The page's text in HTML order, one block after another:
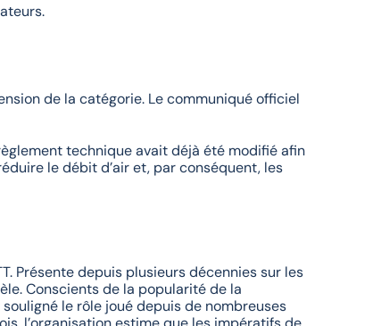
de la catégorie. Le communiqué officiel
technique avait déjà été modifié afin
le débit d’air et, par conséquent, les
Présente depuis plusieurs décennies sur les
Conscients de la popularité de la
le rôle joué depuis de nombreuses